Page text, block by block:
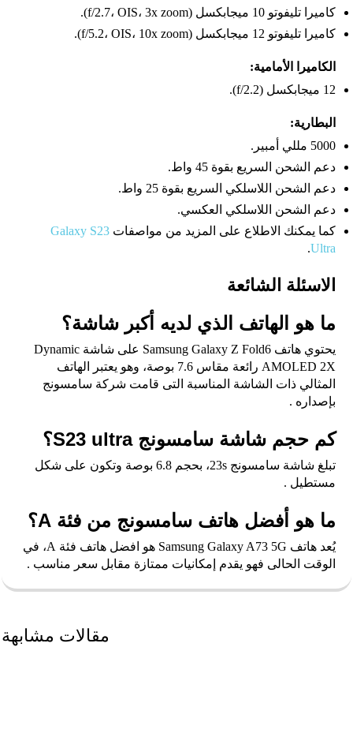
كاميرا تليفوتو 10 ميجابكسل (f/2.7، OIS، 3x zoom).
كاميرا تليفوتو 12 ميجابكسل (f/5.2، OIS، 10x zoom).
الكاميرا الأمامية:
12 ميجابكسل (f/2.2).
البطارية:
5000 مللي أمبير.
دعم الشحن السريع بقوة 45 واط.
دعم الشحن اللاسلكي السريع بقوة 25 واط.
دعم الشحن اللاسلكي العكسي.
كما يمكنك الاطلاع على المزيد من مواصفاتGalaxy S23
Ultra
.
الاسئلة الشائعة
ما هو الهاتف الذي لديه أكبر شاشة؟
يحتوي هاتف Samsung Galaxy Z Fold6 على شاشة Dynamic
AMOLED 2X رائعة مقاس 7.6 بوصة، وهو يعتبر الهاتف
المثالي ذات الشاشة المناسبة التى قامت شركة سامسونج
بإصداره .
كم حجم شاشة سامسونج S23 ultra؟
تبلغ شاشة سامسونج 23s، بحجم 6.8 بوصة وتكون على شكل
مستطيل .
ما هو أفضل هاتف سامسونج من فئة A؟
يُعد هاتف Samsung Galaxy A73 5G هو افضل هاتف فئة A، في
الوقت الحالى فهو يقدم إمكانيات ممتازة مقابل سعر مناسب .
مقالات مشابهة